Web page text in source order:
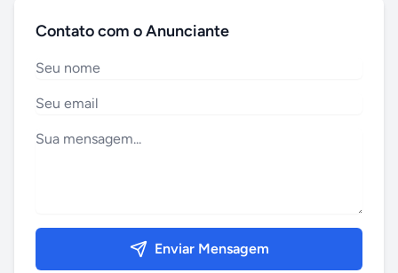
Contato com o Anunciante
Enviar Mensagem